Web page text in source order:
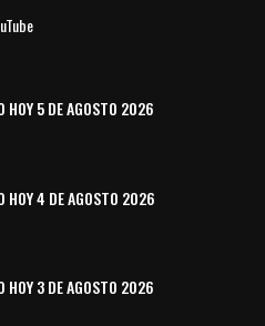
HOY 5 DE AGOSTO 2026
HOY 4 DE AGOSTO 2026
HOY 3 DE AGOSTO 2026